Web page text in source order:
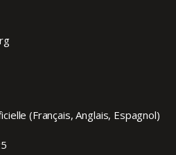
(Français, Anglais, Espagnol)